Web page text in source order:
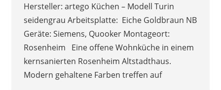
Hersteller: artego Küchen – Modell Turin
seidengrau Arbeitsplatte: Eiche Goldbraun NB
Geräte: Siemens, Quooker Montageort:
Rosenheim Eine offene Wohnküche in einem
kernsanierten Rosenheim Altstadthaus.
Modern gehaltene Farben treffen auf